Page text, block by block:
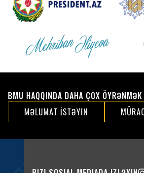
BMU HAQQINDA DAHA ÇOX
MƏLUMAT İSTƏYIN